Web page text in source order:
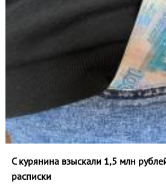
С курянина взыскали 1,5 млн
расписки